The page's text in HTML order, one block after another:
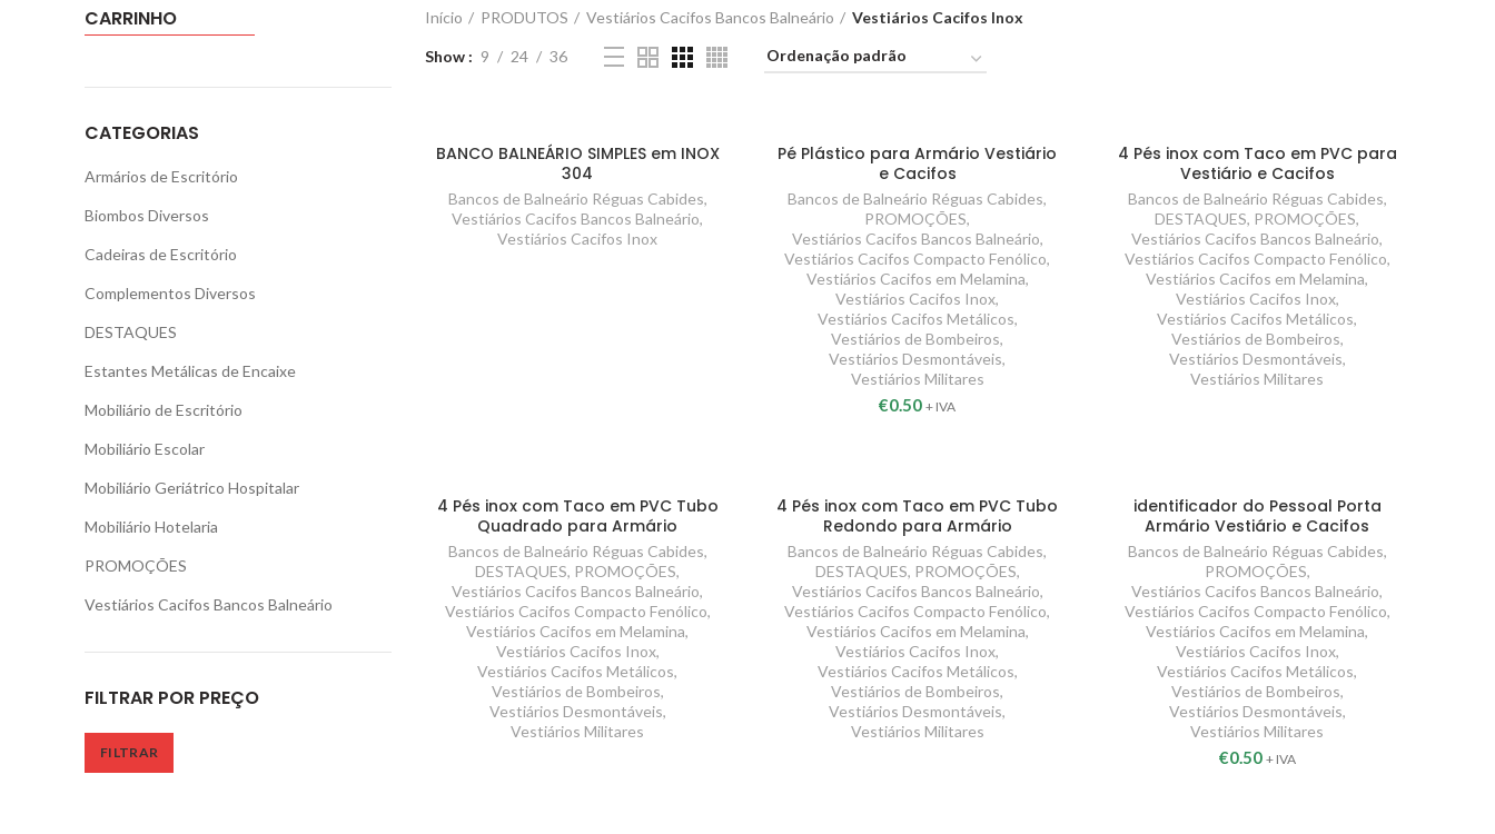
Início PRODUTOS Vestiários Cacifos Bancos Balneário Vestiários Cacifos Inox
Show 9 24 36
BANCO BALNEÁRIO SIMPLES em INOX
304
Bancos de Balneário Réguas Cabides,
Vestiários Cacifos Bancos Balneário,
Vestiários Cacifos Inox
Pé Plástico para Armário Vestiário
e Cacifos
Bancos de Balneário Réguas Cabides,
PROMOÇÕES,
Vestiários Cacifos Bancos Balneário,
Vestiários Cacifos Compacto Fenólico,
Vestiários Cacifos em Melamina,
Vestiários Cacifos Inox,
Vestiários Cacifos Metálicos,
Vestiários de Bombeiros,
Vestiários Desmontáveis,
Vestiários Militares
€0.50 + IVA
4 Pés inox com Taco em PVC para
Vestiário e Cacifos
Bancos de Balneário Réguas Cabides,
DESTAQUES, PROMOÇÕES,
Vestiários Cacifos Bancos Balneário,
Vestiários Cacifos Compacto Fenólico,
Vestiários Cacifos em Melamina,
Vestiários Cacifos Inox,
Vestiários Cacifos Metálicos,
Vestiários de Bombeiros,
Vestiários Desmontáveis,
Vestiários Militares
4 Pés inox com Taco em PVC Tubo
Quadrado para Armário
Bancos de Balneário Réguas Cabides,
DESTAQUES, PROMOÇÕES,
Vestiários Cacifos Bancos Balneário,
Vestiários Cacifos Compacto Fenólico,
Vestiários Cacifos em Melamina,
Vestiários Cacifos Inox,
Vestiários Cacifos Metálicos,
Vestiários de Bombeiros,
Vestiários Desmontáveis,
Vestiários Militares
4 Pés inox com Taco em PVC Tubo
Redondo para Armário
Bancos de Balneário Réguas Cabides,
DESTAQUES, PROMOÇÕES,
Vestiários Cacifos Bancos Balneário,
Vestiários Cacifos Compacto Fenólico,
Vestiários Cacifos em Melamina,
Vestiários Cacifos Inox,
Vestiários Cacifos Metálicos,
Vestiários de Bombeiros,
Vestiários Desmontáveis,
Vestiários Militares
identificador do Pessoal Porta
Armário Vestiário e Cacifos
Bancos de Balneário Réguas Cabides,
PROMOÇÕES,
Vestiários Cacifos Bancos Balneário,
Vestiários Cacifos Compacto Fenólico,
Vestiários Cacifos em Melamina,
Vestiários Cacifos Inox,
Vestiários Cacifos Metálicos,
Vestiários de Bombeiros,
Vestiários Desmontáveis,
Vestiários Militares
€0.50 + IVA
CARRINHO
CATEGORIAS
Armários de Escritório
Biombos Diversos
Cadeiras de Escritório
Complementos Diversos
DESTAQUES
Estantes Metálicas de Encaixe
Mobiliário de Escritório
Mobiliário Escolar
Mobiliário Geriátrico Hospitalar
Mobiliário Hotelaria
PROMOÇÕES
Vestiários Cacifos Bancos Balneário
FILTRAR POR PREÇO
FILTRAR